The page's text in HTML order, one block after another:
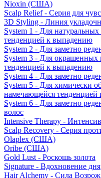
Nioxin (США)
Scalp Relief - Серия для
3D Styling - Линия
System 1 - Для
тенденцией к выпадению
System 2 - Для заметно
System 3 - Для окрашенных
тенденцией к выпадению
System 4 - Для заметно
System 5 - Для химически
намечающейся
System 6 - Для заметно
волос
Intensive Therapy -
Scalp Recovery - Серия
Olaplex (США)
Oribe (США)
Gold Lust - Роскошь золота
Signature - Вдохновение дня
Hair Alchemy - Сила